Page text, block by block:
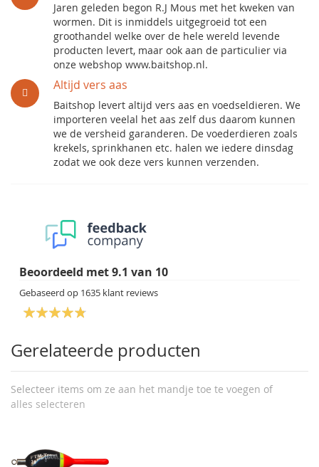
Jaren geleden begon R.J Mous met het kweken van
wormen. Dit is inmiddels uitgegroeid tot een
groothandel welke over de hele wereld levende
producten levert, maar ook aan de particulier via
onze webshop www.baitshop.nl.
Altijd vers aas
Baitshop levert altijd vers aas en voedseldieren. We
importeren veelal het aas zelf dus daarom kunnen
we de versheid garanderen. De voederdieren zoals
krekels, sprinkhanen etc. halen we iedere dinsdag
zodat we ook deze vers kunnen verzenden.
Beoordeeld met9.1 van 10
Gebaseerd op 1635 klant reviews
Gerelateerde producten
Selecteer items om ze aan het mandje toe te voegen of
alles selecteren